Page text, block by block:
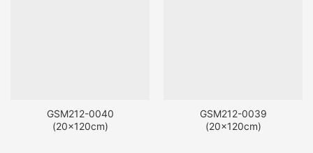
GSM212-0040
(20x120cm)
GSM212-0039
(20x120cm)